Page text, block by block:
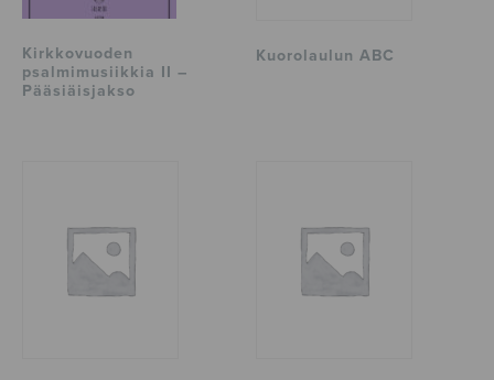
Kirkkovuoden
psalmimusiikkia II –
Pääsiäisjakso
Kuorolaulun ABC